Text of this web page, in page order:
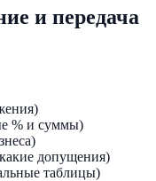
и передача
% и суммы)
допущения)
таблицы)